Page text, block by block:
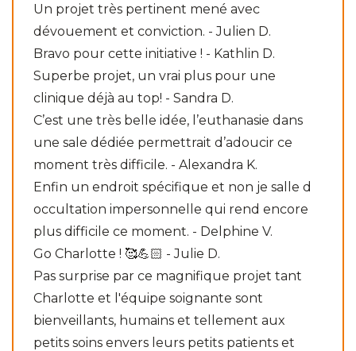
Un projet très pertinent mené avec
dévouement et conviction. - Julien D.
Bravo pour cette initiative ! - Kathlin D.
Superbe projet, un vrai plus pour une
clinique déjà au top! - Sandra D.
C’est une très belle idée, l’euthanasie dans
une sale dédiée permettrait d’adoucir ce
moment très difficile. - Alexandra K.
Enfin un endroit spécifique et non je salle d
occultation impersonnelle qui rend encore
plus difficile ce moment. - Delphine V.
Go Charlotte ! 🥰💪🏻 - Julie D.
Pas surprise par ce magnifique projet tant
Charlotte et l'équipe soignante sont
bienveillants, humains et tellement aux
petits soins envers leurs petits patients et